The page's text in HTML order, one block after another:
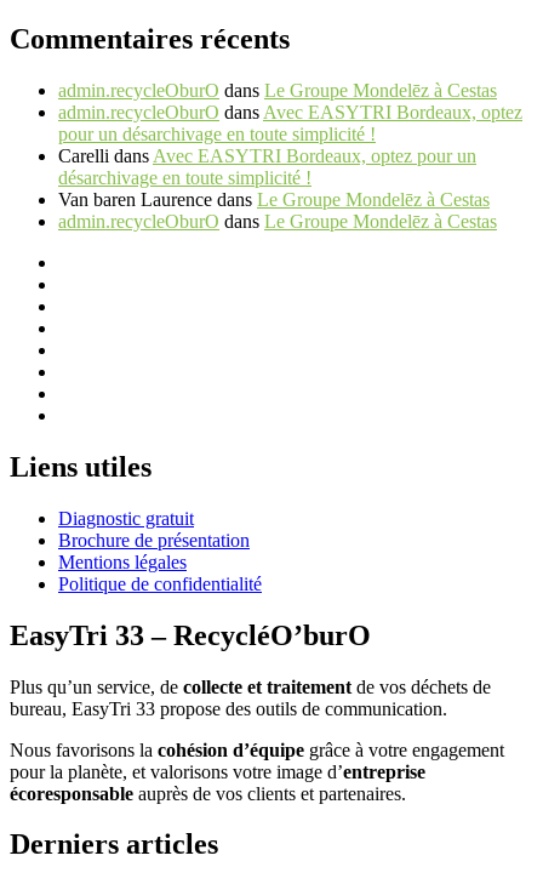
Commentaires récents
admin.recycleOburO dans Le Groupe Mondelēz à Cestas
admin.recycleOburO dans Avec EASYTRI Bordeaux, optez
pour un désarchivage en toute simplicité !
Carelli dans Avec EASYTRI Bordeaux, optez pour un
désarchivage en toute simplicité !
Van baren Laurence dans Le Groupe Mondelēz à Cestas
admin.recycleOburO dans Le Groupe Mondelēz à Cestas
Liens utiles
Diagnostic gratuit
Brochure de présentation
Mentions légales
Politique de confidentialité
EasyTri 33 – RecycléO’burO
Plus qu’un service, de collecte et traitement de vos déchets de
bureau, EasyTri 33 propose des outils de communication.
Nous favorisons la cohésion d’équipe grâce à votre engagement
pour la planète, et valorisons votre image d’entreprise
écoresponsable auprès de vos clients et partenaires.
Derniers articles